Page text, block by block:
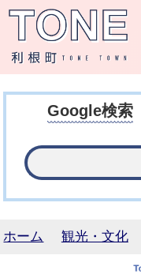
Google検索
ホーム 観光・文化